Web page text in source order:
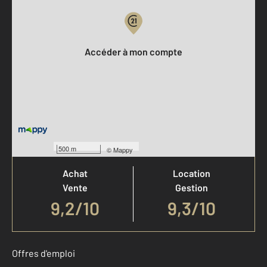
500 m ©Mappy
Accéder à mon compte
Votre agence est notée
Achat
Vente
9,2/10
Location
Gestion
9,3/10
Offres d'emploi